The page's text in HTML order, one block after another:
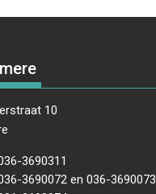
10
3690311
3690072 en 036-3690073